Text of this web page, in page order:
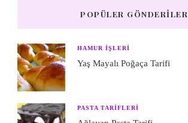
POPÜLER GÖNDERILER
HAMUR IŞLERI
Yaş Mayalı Poğaça Tarifi
PASTA TARIFLERI